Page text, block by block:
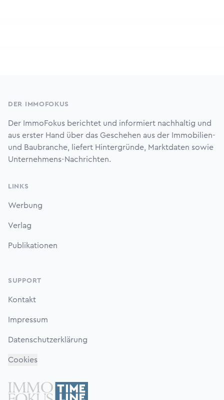
DER IMMOFOKUS
Der ImmoFokus berichtet und informiert nachhaltig und
aus erster Hand über das Geschehen aus der Immobilien-
und Baubranche, liefert Hintergründe, Marktdaten sowie
Unternehmens-Nachrichten.
LINKS
Werbung
Verlag
Publikationen
SUPPORT
Kontakt
Impressum
Datenschutzerklärung
Cookies